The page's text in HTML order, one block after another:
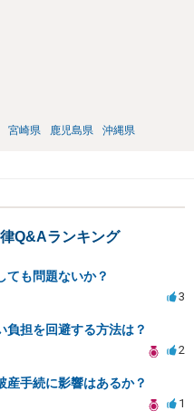
宮崎県 鹿児島県 沖縄県
Q&Aランキング
ても問題ないか？
3
負担を回避する方法は？
2
産手続に影響はあるか？
1